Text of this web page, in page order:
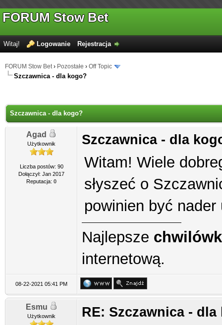
FORUM Stow Bet
Witaj! Logowanie Rejestracja
FORUM Stow Bet› Pozostałe › Off Topic
Szczawnica - dla kogo?
Szczawnica - dla kogo?
Agad
Użytkownik
Liczba postów: 90
Dołączył: Jan 2017
Reputacja: 0
Szczawnica - dla
Witam! Wiele
słyszeć o
powinien być nader
Najlepsze
internetową.
08-22-2021 05:41 PM
Esmu
Użytkownik RE: Szczawnica - dla